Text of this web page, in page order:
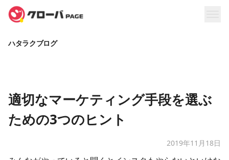
ハタラクブログ
適切なマーケティング手段を選ぶ
ための3つのヒント
2019年11月18日